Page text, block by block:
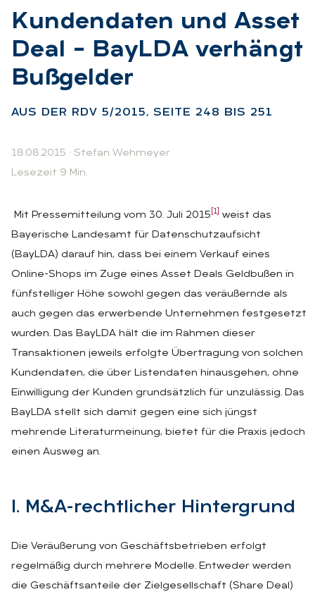
:Kun­den­da­ten und As­set
Deal – BayL­DA ver­hängt
Buß­gel­der
AUS DER RDV 5/2015, SEI­TE 248 BIS 251
18.08.2015 · Stefan Wehmeyer
Lesezeit 9 Min.
Mit Pressemitteilung vom 30. Juli 2015 [1]
weist das
Bayerische Landesamt für Datenschutzaufsicht
(BayLDA) darauf hin, dass bei einem Verkauf eines
Online-Shops im Zuge eines Asset Deals Geldbußen in
fünfstelliger Höhe sowohl gegen das veräußernde als
auch gegen das erwerbende Unternehmen festgesetzt
wurden. Das BayLDA hält die im Rahmen dieser
Transaktionen jeweils erfolgte Übertragung von solchen
Kundendaten, die über Listendaten hinausgehen, ohne
Einwilligung der Kunden grundsätzlich für unzulässig. Das
BayLDA stellt sich damit gegen eine sich jüngst
mehrende Literaturmeinung, bietet für die Praxis jedoch
einen Ausweg an.
I. M&A-recht­li­cher Hin­ter­grund
Die Veräußerung von Geschäftsbetrieben erfolgt
regelmäßig durch mehrere Modelle. Entweder werden
die Geschäftsanteile der Zielgesellschaft (Share Deal)